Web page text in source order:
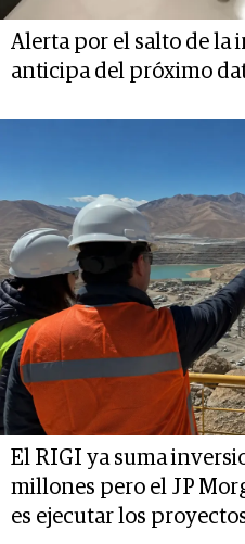
Alerta por el salto de la
anticipa del próximo
El RIGI ya suma
millones pero el JP
es ejecutar los